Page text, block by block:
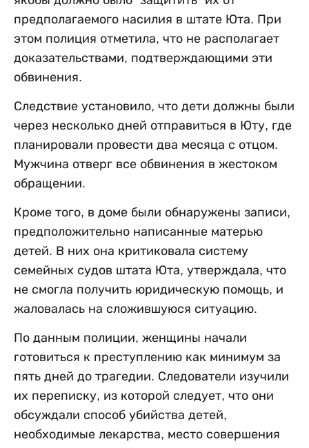
предполагаемого насилия в штате Юта. При
этом полиция отметила, что не располагает
доказательствами, подтверждающими эти
обвинения.
Следствие установило, что дети должны были
через несколько дней отправиться в Юту, где
планировали провести два месяца с отцом.
Мужчина отверг все обвинения в жестоком
обращении.
Кроме того, в доме были обнаружены записи,
предположительно написанные матерью
детей. В них она критиковала систему
семейных судов штата Юта, утверждала, что
не смогла получить юридическую помощь, и
жаловалась на сложившуюся ситуацию.
По данным полиции, женщины начали
готовиться к преступлению как минимум за
пять дней до трагедии. Следователи изучили
их переписку, из которой следует, что они
обсуждали способ убийства детей,
необходимые лекарства, место совершения